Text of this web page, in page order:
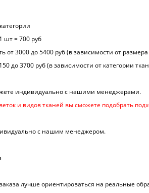
шт = 700 руб
от 3000 до 5400 руб (в зависимости от
до 3700 руб (в зависимости от категории
индивидуально с нашими менеджерами.
и видов тканей вы сможете подобрать
с нашим менеджером.
лучше ориентироваться на реальные